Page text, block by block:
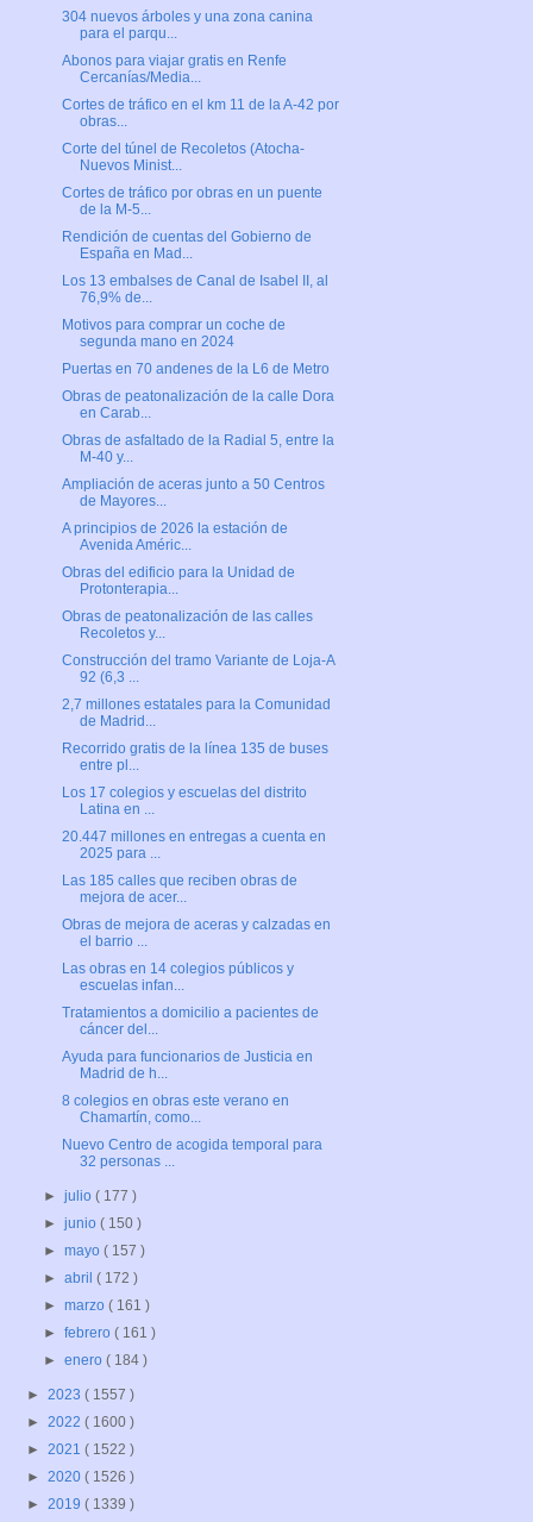
304 nuevos árboles y una zona canina
para el parqu...
Abonos para viajar gratis en Renfe
Cercanías/Media...
Cortes de tráfico en el km 11 de la A-42 por
obras...
Corte del túnel de Recoletos (Atocha-
Nuevos Minist...
Cortes de tráfico por obras en un puente
de la M-5...
Rendición de cuentas del Gobierno de
España en Mad...
Los 13 embalses de Canal de Isabel II, al
76,9% de...
Motivos para comprar un coche de
segunda mano en 2024
Puertas en 70 andenes de la L6 de Metro
Obras de peatonalización de la calle Dora
en Carab...
Obras de asfaltado de la Radial 5, entre la
M-40 y...
Ampliación de aceras junto a 50 Centros
de Mayores...
A principios de 2026 la estación de
Avenida Améric...
Obras del edificio para la Unidad de
Protonterapia...
Obras de peatonalización de las calles
Recoletos y...
Construcción del tramo Variante de Loja-A
92 (6,3 ...
2,7 millones estatales para la Comunidad
de Madrid...
Recorrido gratis de la línea 135 de buses
entre pl...
Los 17 colegios y escuelas del distrito
Latina en ...
20.447 millones en entregas a cuenta en
2025 para ...
Las 185 calles que reciben obras de
mejora de acer...
Obras de mejora de aceras y calzadas en
el barrio ...
Las obras en 14 colegios públicos y
escuelas infan...
Tratamientos a domicilio a pacientes de
cáncer del...
Ayuda para funcionarios de Justicia en
Madrid de h...
8 colegios en obras este verano en
Chamartín, como...
Nuevo Centro de acogida temporal para
32 personas ...
►julio( 177 )
►junio( 150 )
►mayo( 157 )
►abril( 172 )
►marzo( 161 )
►febrero( 161 )
►enero( 184 )
► 2023 ( 1557 )
► 2022 ( 1600 )
► 2021 ( 1522 )
► 2020 ( 1526 )
► 2019 ( 1339 )